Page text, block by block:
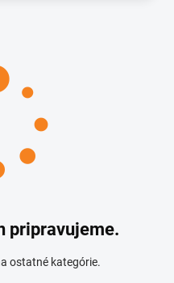
pripravujeme.
ostatné kategórie.